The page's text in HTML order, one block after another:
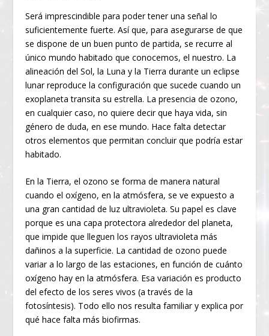
Será imprescindible para poder tener una señal lo
suficientemente fuerte. Así que, para asegurarse de que
se dispone de un buen punto de partida, se recurre al
único mundo habitado que conocemos, el nuestro. La
alineación del Sol, la Luna y la Tierra durante un eclipse
lunar reproduce la configuración que sucede cuando un
exoplaneta transita su estrella. La presencia de ozono,
en cualquier caso, no quiere decir que haya vida, sin
género de duda, en ese mundo. Hace falta detectar
otros elementos que permitan concluir que podría estar
habitado.
En la Tierra, el ozono se forma de manera natural
cuando el oxígeno, en la atmósfera, se ve expuesto a
una gran cantidad de luz ultravioleta. Su papel es clave
porque es una capa protectora alrededor del planeta,
que impide que lleguen los rayos ultravioleta más
dañinos a la superficie. La cantidad de ozono puede
variar a lo largo de las estaciones, en función de cuánto
oxígeno hay en la atmósfera. Esa variación es producto
del efecto de los seres vivos (a través de la
fotosíntesis). Todo ello nos resulta familiar y explica por
qué hace falta más biofirmas.